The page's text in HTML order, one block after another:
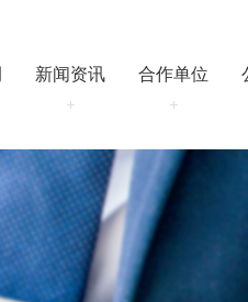
新闻资讯 合作单位
电 话
地
华南